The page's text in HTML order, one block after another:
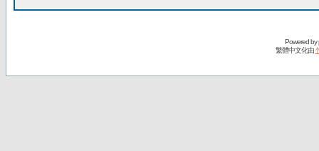
Powered by
繁體中文化由